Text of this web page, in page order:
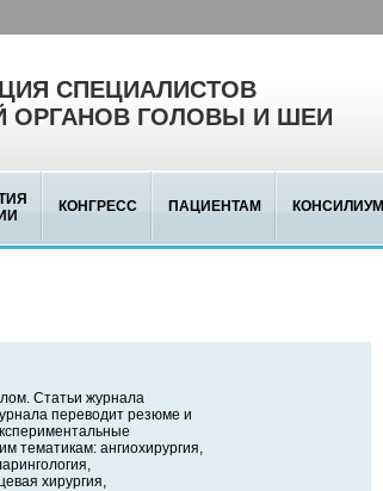
СПЕЦИАЛИСТОВ
ОРГАНОВ ГОЛОВЫ И ШЕИ
КОНГРЕСС ПАЦИЕНТАМ КОНСИЛИУМ
Статьи журнала
переводит резюме и
тематикам: ангиохирургия,
хирургия,